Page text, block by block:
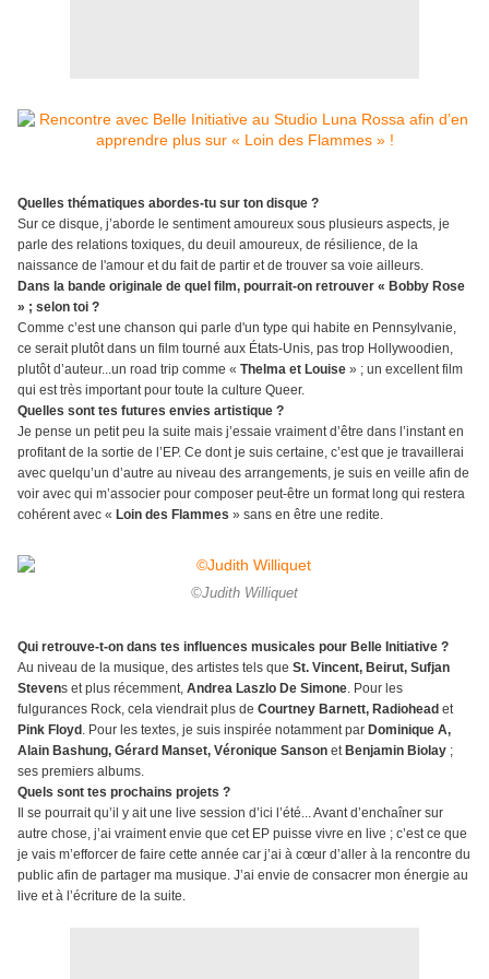
Quelles thématiques abordes-tu sur ton disque ?
Sur ce disque, j’aborde le sentiment amoureux sous plusieurs aspects, je
parle des relations toxiques, du deuil amoureux, de résilience, de la
naissance de l'amour et du fait de partir et de trouver sa voie ailleurs.
Dans la bande originale de quel film, pourrait-on retrouver « Bobby Rose
» ; selon toi ?
Comme c’est une chanson qui parle d'un type qui habite en Pennsylvanie,
ce serait plutôt dans un film tourné aux États-Unis, pas trop Hollywoodien,
plutôt d’auteur...un road trip comme « Thelma et Louise » ; un excellent film
qui est très important pour toute la culture Queer.
Quelles sont tes futures envies artistique ?
Je pense un petit peu la suite mais j’essaie vraiment d’être dans l’instant en
profitant de la sortie de l’EP. Ce dont je suis certaine, c’est que je travaillerai
avec quelqu’un d’autre au niveau des arrangements, je suis en veille afin de
voir avec qui m’associer pour composer peut-être un format long qui restera
cohérent avec « Loin des Flammes » sans en être une redite.
©Judith Williquet
Qui retrouve-t-on dans tes influences musicales pour Belle Initiative ?
Au niveau de la musique, des artistes tels que St. Vincent, Beirut, Sufjan
Stevens et plus récemment, Andrea Laszlo De Simone. Pour les
fulgurances Rock, cela viendrait plus de Courtney Barnett, Radiohead et
Pink Floyd . Pour les textes, je suis inspirée notamment par Dominique A,
Alain Bashung, Gérard Manset, Véronique Sanson et Benjamin Biolay ;
ses premiers albums.
Quels sont tes prochains projets ?
Il se pourrait qu’il y ait une live session d’ici l’été... Avant d’enchaîner sur
autre chose, j’ai vraiment envie que cet EP puisse vivre en live ; c’est ce que
je vais m’efforcer de faire cette année car j’ai à cœur d’aller à la rencontre du
public afin de partager ma musique. J’ai envie de consacrer mon énergie au
live et à l’écriture de la suite.